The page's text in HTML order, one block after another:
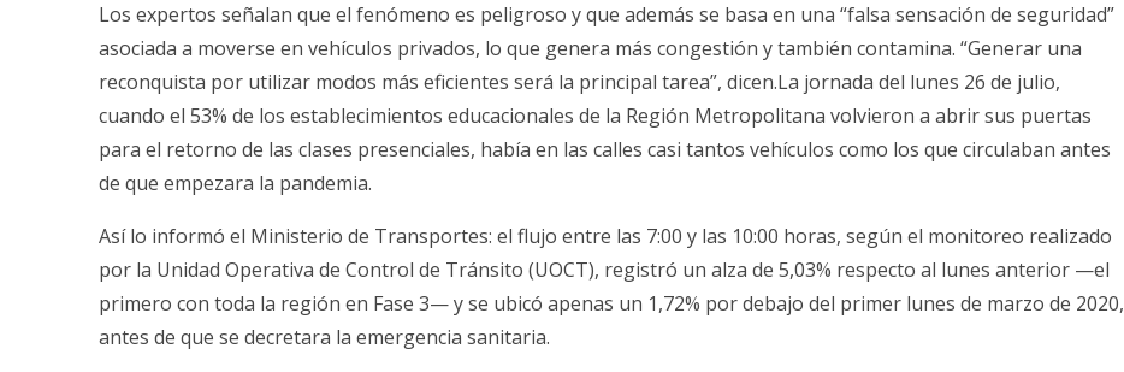
Los expertos señalan que el fenómeno es peligroso y que además se basa en una “falsa sensación de seguridad”
asociada a moverse en vehículos privados, lo que genera más congestión y también contamina. “Generar una
reconquista por utilizar modos más eficientes será la principal tarea”, dicen.La jornada del lunes 26 de julio,
cuando el 53% de los establecimientos educacionales de la Región Metropolitana volvieron a abrir sus puertas
para el retorno de las clases presenciales, había en las calles casi tantos vehículos como los que circulaban antes
de que empezara la pandemia.
Así lo informó el Ministerio de Transportes: el flujo entre las 7:00 y las 10:00 horas, según el monitoreo realizado
por la Unidad Operativa de Control de Tránsito (UOCT), registró un alza de 5,03% respecto al lunes anterior —el
primero con toda la región en Fase 3— y se ubicó apenas un 1,72% por debajo del primer lunes de marzo de 2020,
antes de que se decretara la emergencia sanitaria.